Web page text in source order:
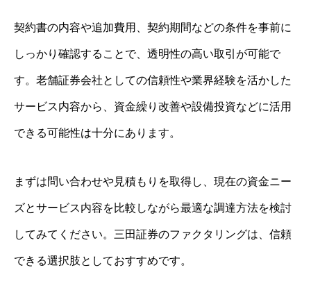
契約書の内容や追加費用、契約期間などの条件を事前に
しっかり確認することで、透明性の高い取引が可能で
す。老舗証券会社としての信頼性や業界経験を活かした
サービス内容から、資金繰り改善や設備投資などに活用
できる可能性は十分にあります。
まずは問い合わせや見積もりを取得し、現在の資金ニー
ズとサービス内容を比較しながら最適な調達方法を検討
してみてください。三田証券のファクタリングは、信頼
できる選択肢としておすすめです。